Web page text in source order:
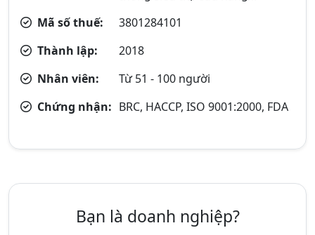
Mã số thuế:
3801284101
Thành lập:
2018
Nhân viên:
Từ 51 - 100 người
Chứng nhận: BRC, HACCP, ISO 9001:2000, FDA
Bạn là doanh nghiệp?